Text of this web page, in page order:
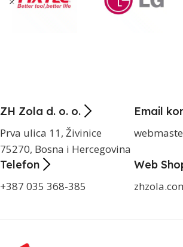
ZH Zola d. o. o.
Prva ulica 11, Živinice
75270, Bosna i Hercegovina
Email
Telefon
+387 035 368-385
Web